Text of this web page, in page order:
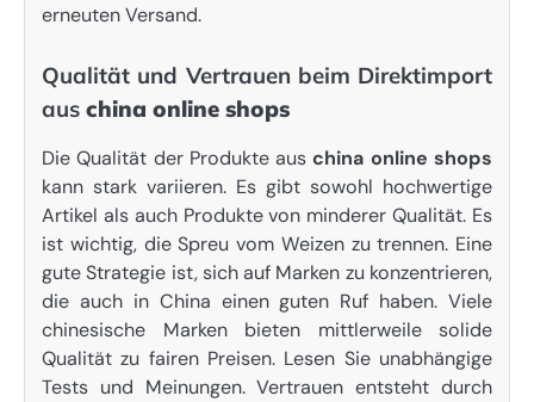
erneuten Versand.
Qualität und Vertrauen beim Direktimport
aus china online shops
Die Qualität der Produkte auschina online shops
kann stark variieren. Es gibt sowohl hochwertige
Artikel als auch Produkte von minderer Qualität. Es
ist wichtig, die Spreu vom Weizen zu trennen. Eine
gute Strategie ist, sich auf Marken zu konzentrieren,
die auch in China einen guten Ruf haben. Viele
chinesische Marken bieten mittlerweile solide
Qualität zu fairen Preisen. Lesen Sie unabhängige
Tests und Meinungen. Vertrauen entsteht durch